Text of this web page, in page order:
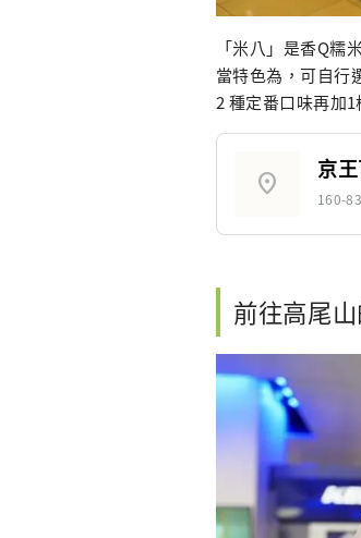
「米八」是香Q
當特色為，可自行
2 種定番口味再加1
location_on
京
160-
前往高尾